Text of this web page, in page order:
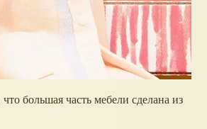
большая часть мебели сделана из